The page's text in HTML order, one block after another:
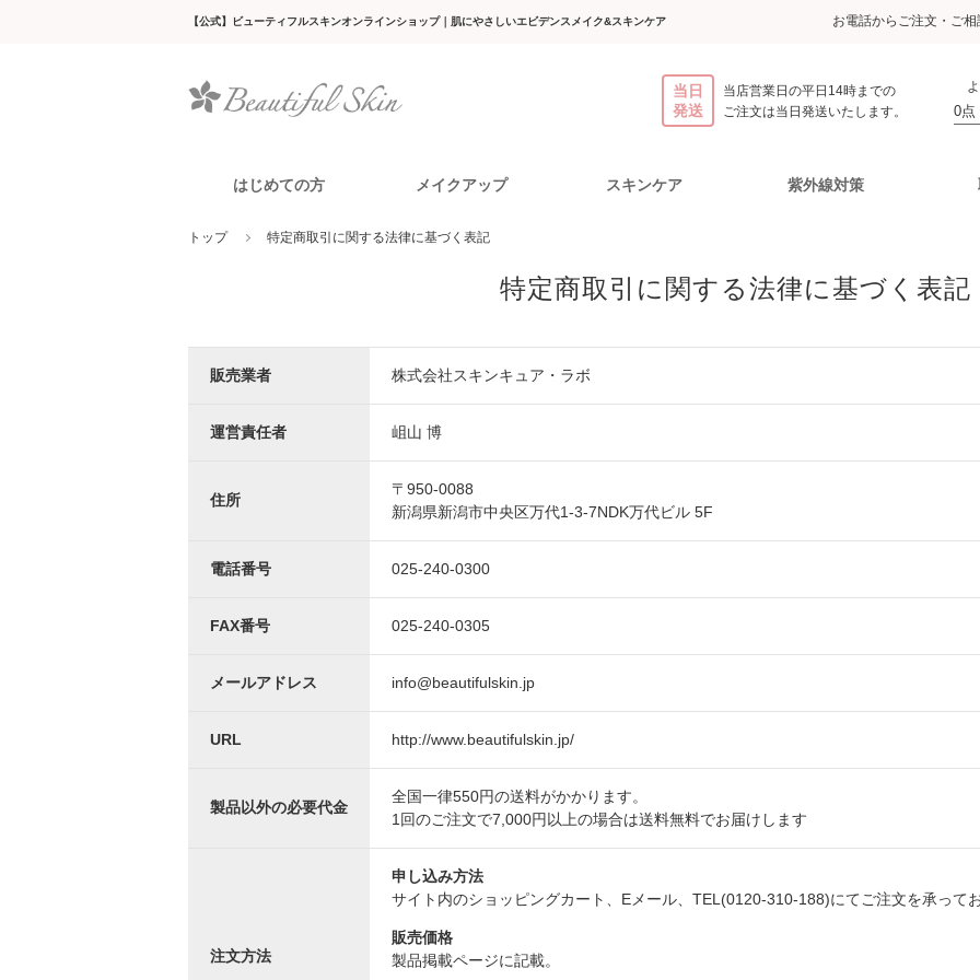
【公式】ビューティフルスキンオンラインショップ｜肌にやさしいエビデンスメイク&スキンケア お電話からご注文・ご
当日
発送
当店営業日の平日14時までの
ご注文は当日発送いたします。
0
はじめての方
めに手作りした化粧品がはじまり
ライアルセットをご用意しており
ご利用ガイド
送料について
返品、交換について
よくあるご質問
メイクアップ
ミネラル
アイシャドウ
スキンケア
モイストケア
紫外線対策
トップ 特定商取引に関する法律に基づく表記
特定商取引に関する法律に基づく表記
販売業者 株式会社スキンキュア・ラボ
運営責任者 岨山 博
住所
〒950-0088
新潟県新潟市中央区万代1-3-7NDK万代ビル 5F
電話番号 025-240-0300
FAX番号 025-240-0305
メールアドレス info@beautifulskin.jp
URL http://www.beautifulskin.jp/
製品以外の必要代金
全国一律550円の送料がかかります。
1回のご注文で7,000円以上の場合は送料無料でお届けします
注文方法
申し込み方法
サイト内のショッピングカート、Eメール、TEL(0120-310-188)にてご注文を承ってお
販売価格
製品掲載ページに記載。